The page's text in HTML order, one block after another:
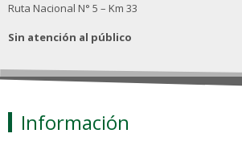
Ruta Nacional N° 5 – Km 33
Sin atención al público
Información